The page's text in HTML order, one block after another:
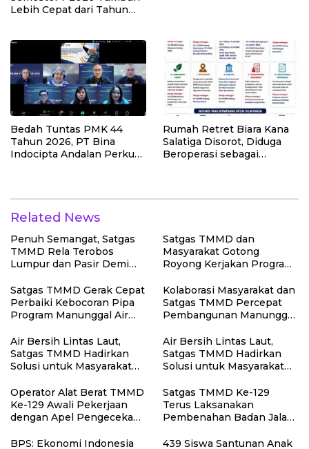
Lebih Cepat dari Tahun
Bedah Tuntas PMK 44
Tahun 2026, PT Bina
Indocipta Andalan Perkuat
Rumah Retret Biara Kana
Salatiga Disorot, Diduga
Beroperasi sebagai
Related News
Penuh Semangat, Satgas
TMMD Rela Terobos
Lumpur dan Pasir Demi
Berfungsi Optimal
Satgas TMMD dan
Masyarakat Gotong
Royong Kerjakan Program
Desa Umbele
Satgas TMMD Gerak Cepat
Perbaiki Kebocoran Pipa
Program Manunggal Air
Kolaborasi Masyarakat dan
Satgas TMMD Percepat
Pembangunan Manunggal
Air Bersih Lintas Laut,
Satgas TMMD Hadirkan
Solusi untuk Masyarakat
Air Bersih Lintas Laut,
Satgas TMMD Hadirkan
Solusi untuk Masyarakat
Operator Alat Berat TMMD
Ke-129 Awali Pekerjaan
dengan Apel Pengecekan
Keselamatan Kerja
Satgas TMMD Ke-129
Terus Laksanakan
Pembenahan Badan Jalan
BPS: Ekonomi Indonesia
439 Siswa Santunan Anak